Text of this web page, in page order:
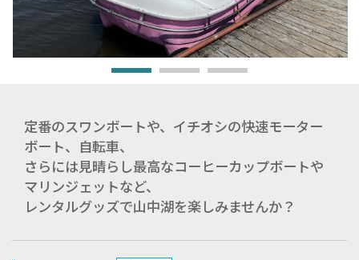
定番のスワンボートや、イチオシの快速モーター
ボート、自転車、
さらには見晴らし最高なコーヒーカップボートや
マリンジェットなど、
レンタルグッズで山中湖を楽しみませんか？